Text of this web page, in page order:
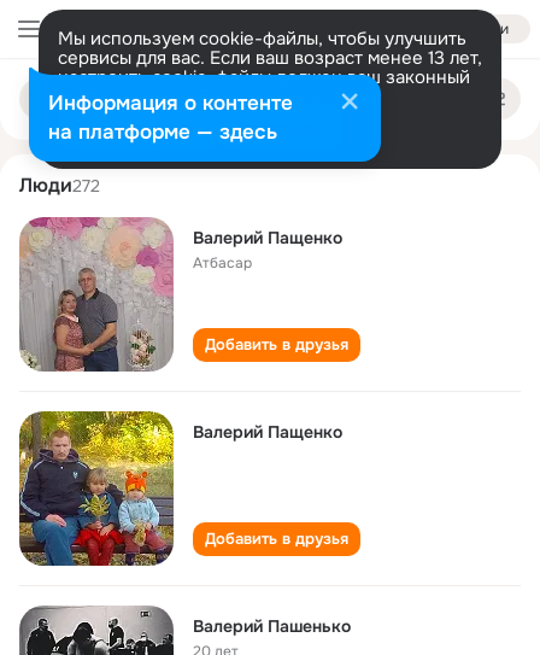
Войти
Мы используем cookie-файлы, чтобы улучшить
сервисы для вас. Если ваш возраст менее 13 лет,
настроить cookie-файлы должен ваш законный
представитель. Больше информации
Разрешить все Настроить
Поиск
людям
valeriy paschenko
Люди272
Валерий Пащенко
Атбасар
Добавить в друзья
Валерий Пащенко
Добавить в друзья
Валерий Пашенько
Информация о контенте
на платформе — здесь